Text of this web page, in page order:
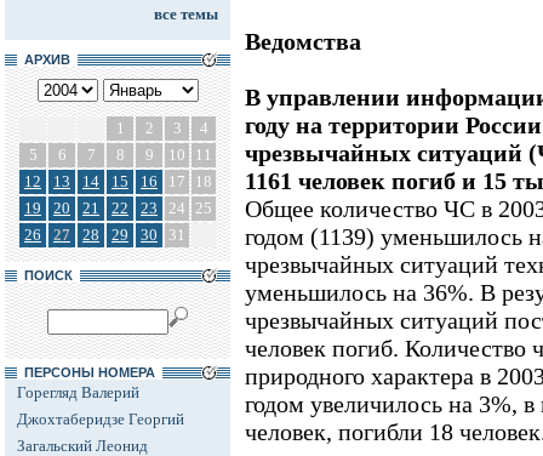
все темы
АРХИВ
1 2 3
4
5
6 7 8 9 10
11
12
13 14 15 16 17
18
19
20 21 22 23 24 25
26
27 28 29 30 31
ПОИСК
ПЕРСОНЫ НОМЕРА
Горегляд Валерий
Джохтаберидзе Георгий
Загальский Леонид
Ведомства
В управлении
году на территории
чрезвычайных ситуаций
1161 человек погиб и 15
Общее количество ЧС в
годом (1139) уменьшилось
чрезвычайных ситуаций
уменьшилось на 36%. В
чрезвычайных ситуаций
человек погиб. Количество
природного характера в
годом увеличилось на 3%,
человек, погибли 18